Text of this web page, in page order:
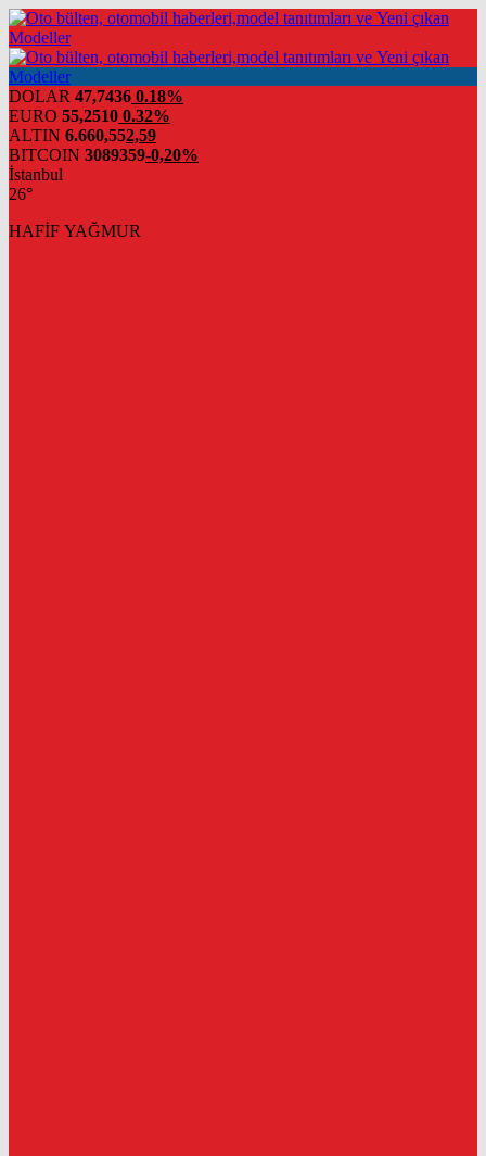
DOLAR 47,7436 0.18%
EURO 55,2510 0.32%
ALTIN 6.660,552,59
BITCOIN 3089359-0,20%
İstanbul
26°
HAFİF YAĞMUR